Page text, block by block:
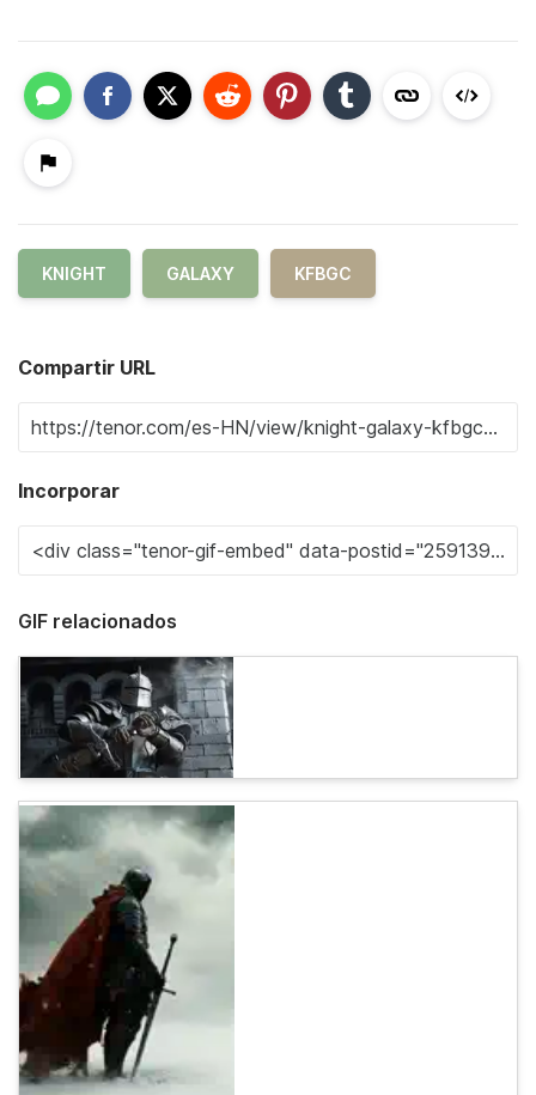
KNIGHT GALAXY KFBGC
Compartir URL
Incorporar
GIF relacionados